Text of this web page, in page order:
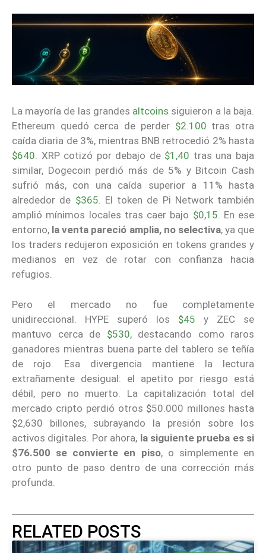
La mayoría de las grandes altcoins siguieron a la baja.
Ethereum quedó cerca de perder $2.100 tras otra
caída diaria de 3%, mientras BNB retrocedió 2% hasta
$640. XRP cotizó por debajo de $1,40 tras una baja
similar, Dogecoin perdió más de 5% y Bitcoin Cash
sufrió más, con una caída superior a 11% hasta
alrededor de $365. El token de Pi Network también
amplió mínimos locales tras caer bajo $0,15. En ese
entorno, la venta pareció amplia, no selectiva, ya que
los traders redujeron exposición en tokens grandes y
medianos en vez de rotar con confianza hacia
refugios.
Pero el mercado no fue completamente
unidireccional. HYPE superó los $45 y ZEC se
mantuvo cerca de $530, destacando como raros
ganadores mientras buena parte del tablero se teñía
de rojo. Esa divergencia mantiene la lectura
extrañamente desigual: el apetito por riesgo está
débil, pero no muerto. La capitalización total del
mercado cripto perdió otros $50.000 millones hasta
$2,630 billones, subrayando la presión sobre los
activos digitales. Por ahora, la siguiente prueba es si
$76.500 se convierte en piso, o simplemente en
otro punto de paso dentro de una corrección más
profunda.
RELATED POSTS